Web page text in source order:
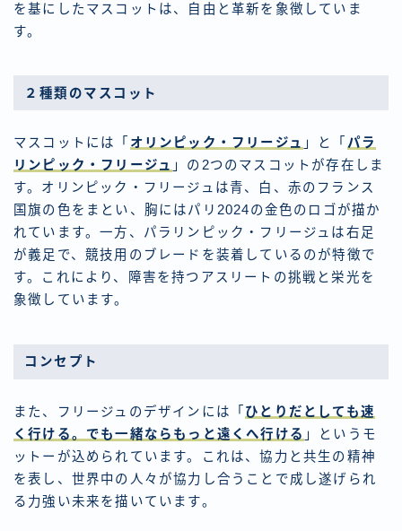
を基にしたマスコットは、自由と革新を象徴していま
す。
２種類のマスコット
マスコットには「 オリンピック・フリージュ 」と「 パラ
リンピック・フリージュ 」の2つのマスコットが存在しま
す。オリンピック・フリージュは青、白、赤のフランス
国旗の色をまとい、胸にはパリ2024の金色のロゴが描か
れています。一方、パラリンピック・フリージュは右足
が義足で、競技用のブレードを装着しているのが特徴で
す。これにより、障害を持つアスリートの挑戦と栄光を
象徴しています。
コンセプト
また、フリージュのデザインには「 ひとりだとしても速
く行ける。でも一緒ならもっと遠くへ行ける 」というモ
ットーが込められています。これは、協力と共生の精神
を表し、世界中の人々が協力し合うことで成し遂げられ
る力強い未来を描いています。